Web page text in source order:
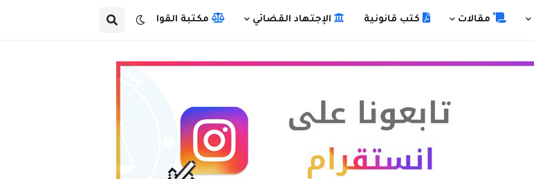
مقالات كتب قانونية الإجتهاد القضائي مكتبة القوانين